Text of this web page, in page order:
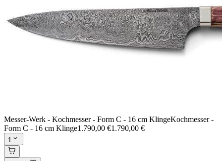
Messer-Werk - Kochmesser - Form C - 16 cm KlingeKochmesser -
Form C - 16 cm Klinge1.790,00 €1.790,00 €
1